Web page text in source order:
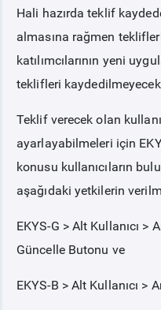
Hali hazırda teklif
almasına rağmen
katılımcılarının yeni
teklifleri
Teklif verecek olan
ayarlayabilmeleri için
konusu kullanıcıların
aşağıdaki yetkilerin
EKYS-G > Alt Kullanıcı >
Güncelle Butonu ve
EKYS-B > Alt Kullanıcı